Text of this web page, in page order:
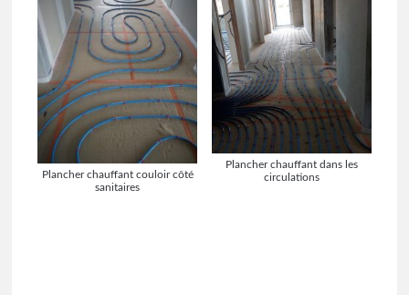
Plancher chauffant couloir côté
sanitaires
Plancher chauffant dans les
circulations